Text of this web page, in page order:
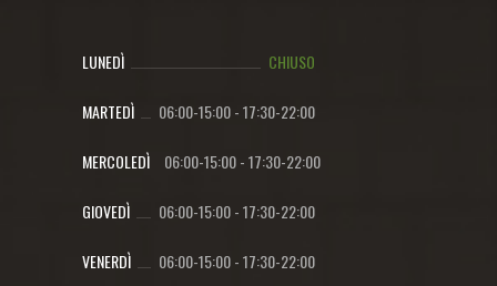
LUNEDÌ CHIUSO
MARTEDÌ 06:00-15:00-17:30-22:00
MERCOLEDÌ 06:00-15:00-17:30-22:00
GIOVEDÌ 06:00-15:00-17:30-22:00
VENERDÌ 06:00-15:00-17:30-22:00